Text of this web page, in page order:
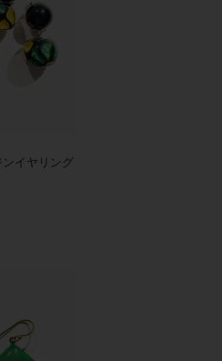
イヤリング